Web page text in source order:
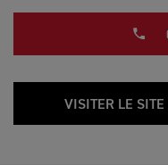
VISITER LE SITE